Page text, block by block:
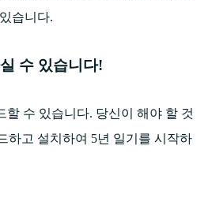
습니다.
수 있습니다!
할 수 있습니다. 당신이 해야 할 것
하고 설치하여 5년 일기를 시작하